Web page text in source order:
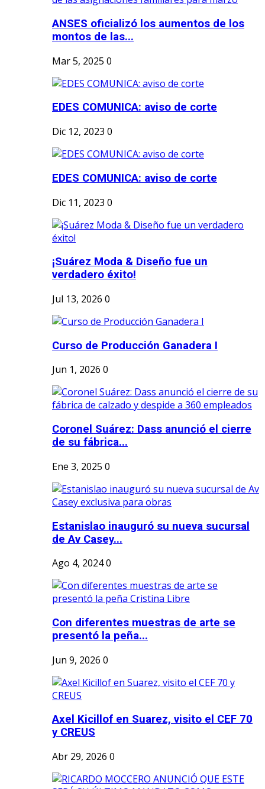
ANSES oficializó los aumentos de los
montos de las...
Mar 5, 2025 0
EDES COMUNICA: aviso de corte
Dic 12, 2023 0
EDES COMUNICA: aviso de corte
Dic 11, 2023 0
¡Suárez Moda & Diseño fue un
verdadero éxito!
Jul 13, 2026 0
Curso de Producción Ganadera I
Jun 1, 2026 0
Coronel Suárez: Dass anunció el cierre
de su fábrica...
Ene 3, 2025 0
Estanislao inauguró su nueva sucursal
de Av Casey...
Ago 4, 20240
Con diferentes muestras de arte se
presentó la peña...
Jun 9, 2026 0
Axel Kicillof en Suarez, visito el CEF 70
y CREUS
Abr 29, 2026 0